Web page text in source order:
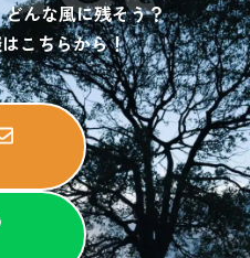
どんな風に残そう？
こちらから！